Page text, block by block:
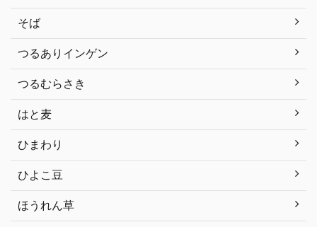
そば
つるありインゲン
つるむらさき
はと麦
ひまわり
ひよこ豆
ほうれん草